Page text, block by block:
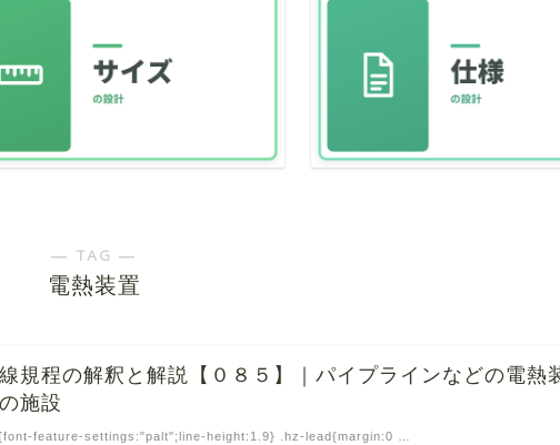
― TAG ―
電熱装置
規程の解釈と解説【０８５】｜パイプラインなどの電熱
施設
feature-settings:"palt";line-height:1.9} .hz-lead{margin:0 …